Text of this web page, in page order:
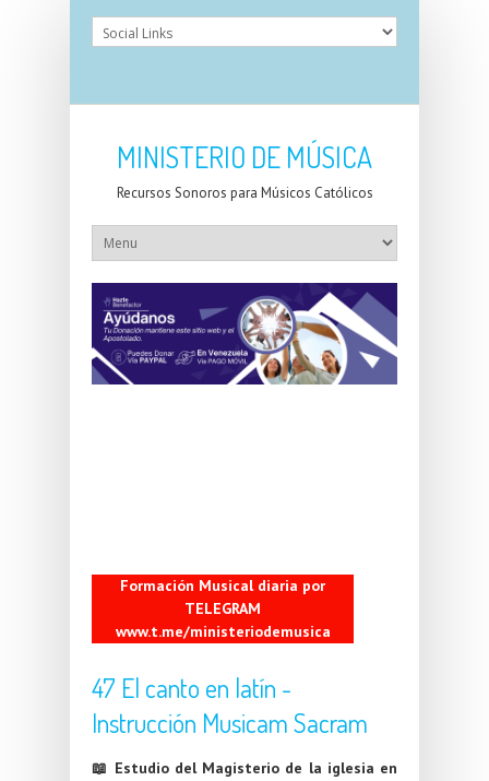
MINISTERIO DE MÚSICA
Recursos Sonoros para Músicos Católicos
Formación Musical diaria por
TELEGRAM
www.t.me/ministeriodemusica
47 El canto en latín -
Instrucción Musicam Sacram
📖 Estudio del Magisterio de la iglesia en